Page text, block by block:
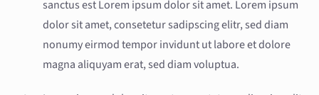
sanctus est Lorem ipsum dolor sit amet. Lorem ipsum
dolor sit amet, consetetur sadipscing elitr, sed diam
nonumy eirmod tempor invidunt ut labore et dolore
magna aliquyam erat, sed diam voluptua.